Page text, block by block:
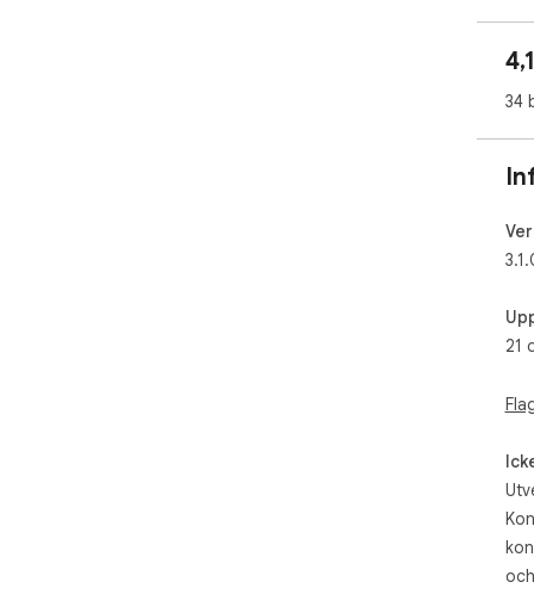
34
21